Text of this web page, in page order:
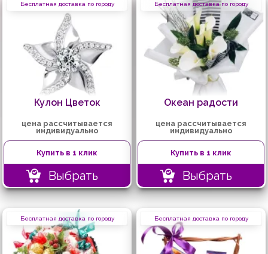
Бесплатная доставка по городу
Кулон Цветок
цена рассчитывается
индивидуально
Купить в 1 клик
Выбрать
Бесплатная доставка по городу
Океан радости
цена рассчитывается
индивидуально
Купить в 1 клик
Выбрать
Бесплатная доставка по городу Бесплатная доставка по городу